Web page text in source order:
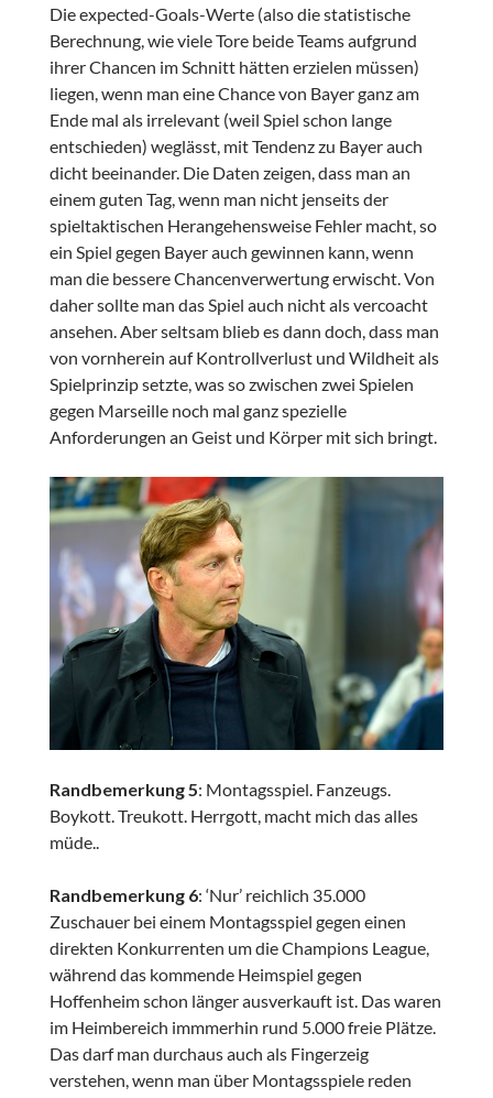
Die expected-Goals-Werte (also die statistische
Berechnung, wie viele Tore beide Teams aufgrund
ihrer Chancen im Schnitt hätten erzielen müssen)
liegen, wenn man eine Chance von Bayer ganz am
Ende mal als irrelevant (weil Spiel schon lange
entschieden) weglässt, mit Tendenz zu Bayer auch
dicht beeinander. Die Daten zeigen, dass man an
einem guten Tag, wenn man nicht jenseits der
spieltaktischen Herangehensweise Fehler macht, so
ein Spiel gegen Bayer auch gewinnen kann, wenn
man die bessere Chancenverwertung erwischt. Von
daher sollte man das Spiel auch nicht als vercoacht
ansehen. Aber seltsam blieb es dann doch, dass man
von vornherein auf Kontrollverlust und Wildheit als
Spielprinzip setzte, was so zwischen zwei Spielen
gegen Marseille noch mal ganz spezielle
Anforderungen an Geist und Körper mit sich bringt.
Randbemerkung 5: Montagsspiel. Fanzeugs.
Boykott. Treukott. Herrgott, macht mich das alles
müde..
Randbemerkung 6: ‘Nur’ reichlich 35.000
Zuschauer bei einem Montagsspiel gegen einen
direkten Konkurrenten um die Champions League,
während das kommende Heimspiel gegen
Hoffenheim schon länger ausverkauft ist. Das waren
im Heimbereich immmerhin rund 5.000 freie Plätze.
Das darf man durchaus auch als Fingerzeig
verstehen, wenn man über Montagsspiele reden